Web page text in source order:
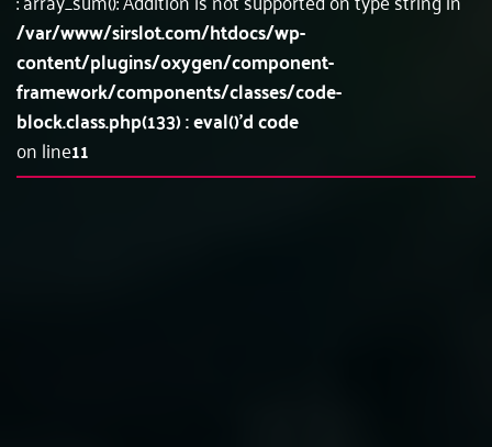
/var/www/sirslot.com/htdocs/wp-
content/plugins/oxygen/component-
framework/components/classes/code-
block.class.php(133) : eval()'d code
on line11